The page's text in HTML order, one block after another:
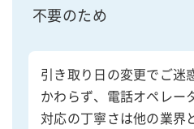
不要のため
引き取り日の変更でご迷
かわらず、電話オペレー
対応の丁寧さは他の業界